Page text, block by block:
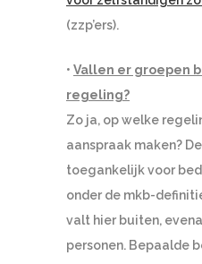
(zzp’ers).
• Vallen er groepen
regeling?
Zo ja, op welke
aanspraak maken?
toegankelijk voor
onder de mkb-
valt hier buiten,
personen. Bepaalde